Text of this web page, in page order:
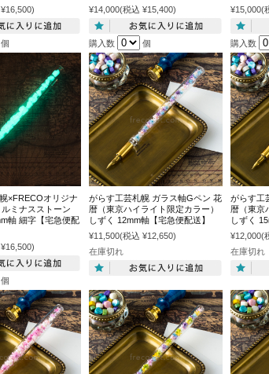
個
¥14,000(税込 ¥15,400)
購入数 個
¥15,000(
購入数
×FRECOオリジナ
ミナスストーン
軸 細字【宅急便配
個
がらす工芸札幌 ガラス軸Gペン 花
暦（東京ハイライト限定カラー）
しずく 12mm軸【宅急便配送】
¥11,500(税込 ¥12,650)
在庫切れ
がらす工
暦（東京
しずく
¥12,000(
在庫切れ